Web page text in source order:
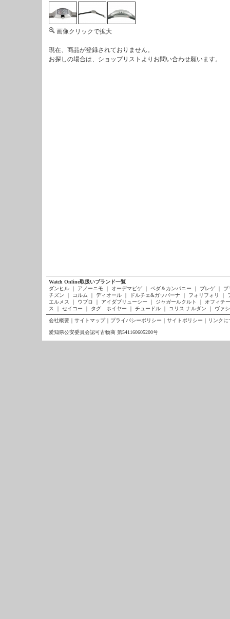
画像クリックで拡大
現在、商品が登録されておりません。
お探しの場合は、 ショップリスト よりお問い合わせ願います。
Watch Online取扱いブランド一覧
ダンヒル
｜ アノーニモ ｜ オーデマピゲ ｜ ベダ＆カンパニー ｜ ブレゲ ｜
ブ
チズン
｜ コルム ｜ ディオール ｜ ドルチェ&ガッバーナ ｜ フォリフォリ ｜
エルメス
｜ ウブロ ｜ アイダブリューシー ｜ ジャガールクルト ｜
オフィチ
ス
｜ セイコー ｜ タグ ホイヤー ｜ チュードル ｜ ユリス ナルダン ｜ ヴァ
会社概要 ｜ サイトマップ｜ プライバシーポリシー ｜ サイトポリシー ｜ リンクに
愛知県公安委員会認可古物商 第541160605200号